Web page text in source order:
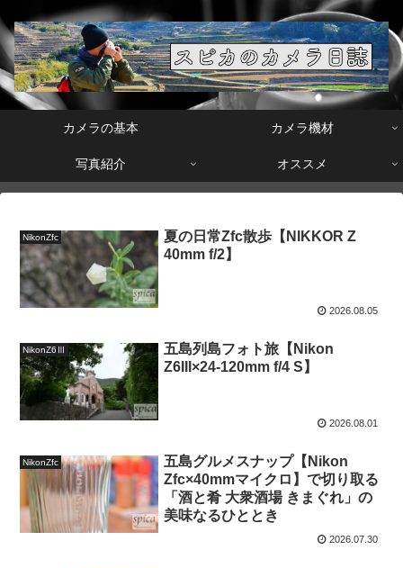
カメラの基本 カメラ機材
写真紹介 オススメ
NikonZfc
夏の日常Zfc散歩【NIKKOR Z
40mm f/2】
2026.08.05
NikonZ6Ⅲ
五島列島フォト旅【Nikon
Z6III×24-120mm f/4 S】
2026.08.01
NikonZfc
五島グルメスナップ【Nikon
Zfc×40mmマイクロ】で切り取る
「酒と肴 大衆酒場 きまぐれ」の
美味なるひととき
2026.07.30